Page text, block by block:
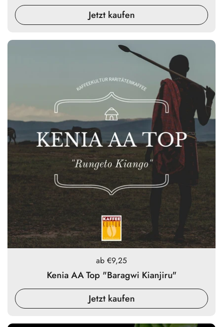
Jetzt kaufen
Preis:
ab €9,25
Kenia AA Top "Baragwi Kianjiru"
Jetzt kaufen